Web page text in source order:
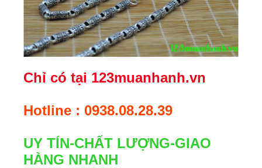
Chỉ có tại 123muanhanh.vn
Hotline : 0938.08.28.39
UY TÍN-CHẤT LƯỢNG-GIAO
HÀNG NHANH